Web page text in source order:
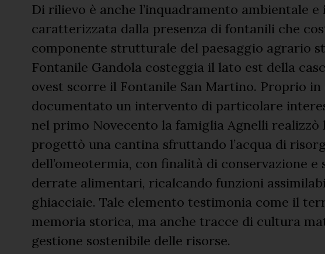
Di rilievo è anche l’inquadramento ambientale e
caratterizzata dalla presenza di fontanili che
componente strutturale del paesaggio agrario
Fontanile Gandola costeggia il lato est della
ovest scorre il Fontanile San Martino. Proprio
documentato un intervento di particolare
nel primo Novecento la famiglia Agnelli realizzò
progettò una cantina sfruttando l’acqua di
dell’omeotermia, con finalità di conservazione
derrate alimentari, ricalcando funzioni
ghiacciaie. Tale elemento testimonia come il
memoria storica, ma anche tracce di cultura
gestione sostenibile delle risorse.